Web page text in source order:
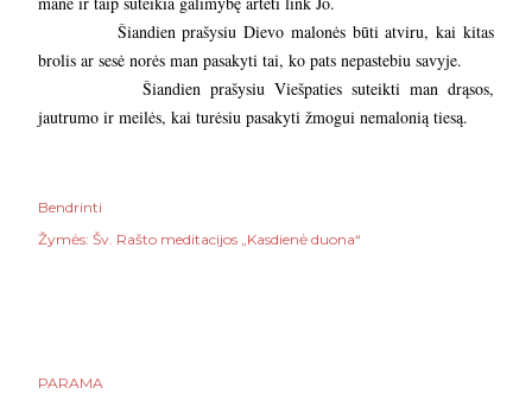
Šiandien prašysiu Dievo malonės būti atviru, kai kitas
brolis ar sesė norės man pasakyti tai, ko pats nepastebiu savyje.
Šiandien prašysiu Viešpaties suteikti man drąsos,
jautrumo ir meilės, kai turėsiu pasakyti žmogui nemalonią tiesą.
Bendrinti
Žymės: Šv. Rašto meditacijos „Kasdienė duona“
PARAMA